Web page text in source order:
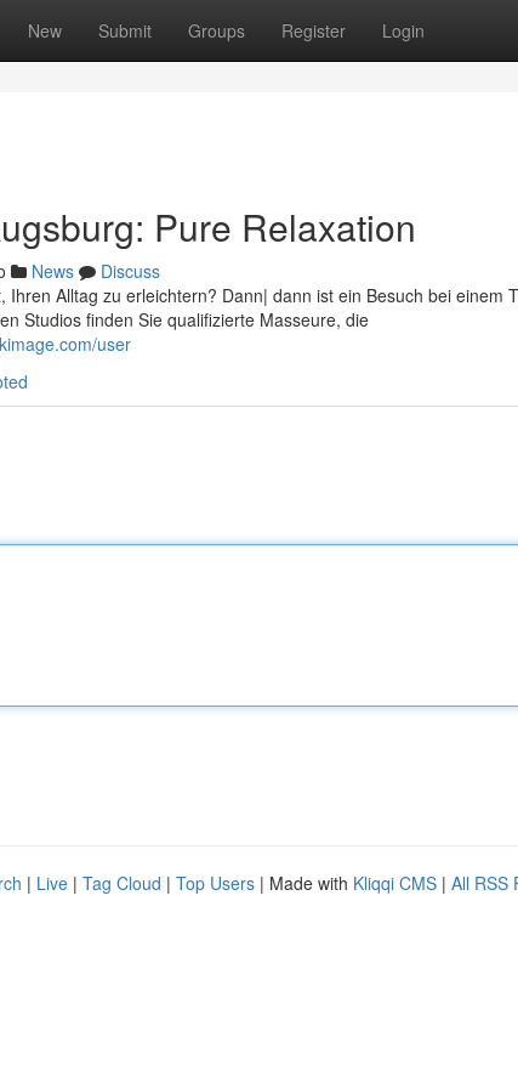
New Submit Groups Register Login
Pure Relaxation
News
Discuss
Ihren Alltag zu erleichtern? Dann| dann ist ein Besuch bei einem
Studios finden Sie qualifizierte Masseure, die
user
| Live | Tag Cloud | Top Users | Made with Kliqqi CMS | All RSS